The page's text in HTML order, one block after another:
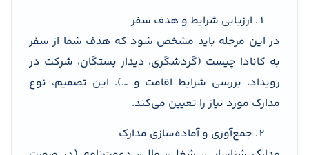
ارزیابی شرایط و هدف سفر
در این مرحله باید مشخص شود که هدف شما از سفر
به کانادا چیست (گردشگری، دیدار بستگان، شرکت در
رویداد، بررسی شرایط اقامت و …). این تصمیم، نوع
مدارک مورد نیاز را تعیین می‌کند.
جمع‌آوری و آماده‌سازی مدارک